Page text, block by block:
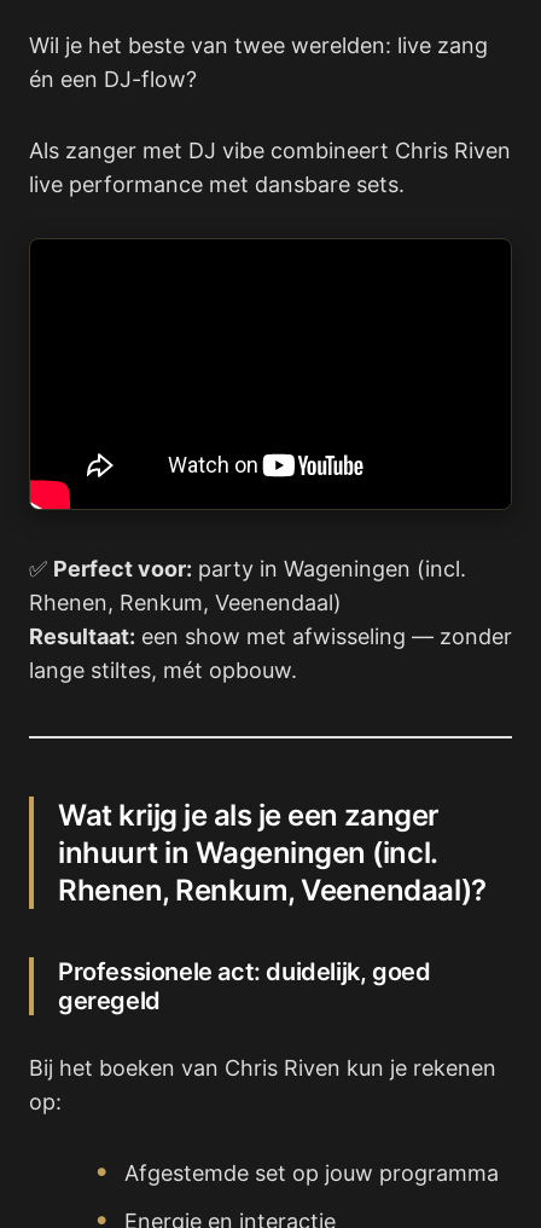
Wil je het beste van twee werelden: live zang
én een DJ-flow?
Als zanger met DJ vibe combineert Chris Riven
live performance met dansbare sets.
✅ Perfect voor: party in Wageningen (incl.
Rhenen, Renkum, Veenendaal)
Resultaat: een show met afwisseling — zonder
lange stiltes, mét opbouw.
Wat krijg je als je een zanger
inhuurt in Wageningen (incl.
Rhenen, Renkum, Veenendaal)?
Professionele act: duidelijk, goed
geregeld
Bij het boeken van Chris Riven kun je rekenen
op:
Afgestemde set op jouw programma
Energie en interactie